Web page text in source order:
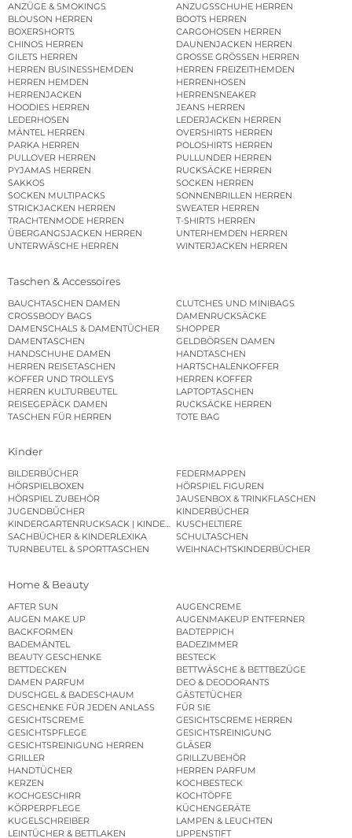
ANZÜGE & SMOKINGS
ANZUGSSCHUHE HERREN
BLOUSON HERREN
BOOTS HERREN
BOXERSHORTS
CARGOHOSEN HERREN
CHINOS HERREN
DAUNENJACKEN HERREN
GILETS HERREN
GROSSE GRÖSSEN HERREN
HERREN BUSINESSHEMDEN
HERREN FREIZEITHEMDEN
HERREN HEMDEN
HERRENHOSEN
HERRENJACKEN
HERRENSNEAKER
HOODIES HERREN
JEANS HERREN
LEDERHOSEN
LEDERJACKEN HERREN
MÄNTEL HERREN
OVERSHIRTS HERREN
PARKA HERREN
POLOSHIRTS HERREN
PULLOVER HERREN
PULLUNDER HERREN
PYJAMAS HERREN
RUCKSÄCKE HERREN
SAKKOS
SOCKEN HERREN
SOCKEN MULTIPACKS
SONNENBRILLEN HERREN
STRICKJACKEN HERREN
SWEATER HERREN
TRACHTENMODE HERREN
T-SHIRTS HERREN
ÜBERGANGSJACKEN HERREN
UNTERHEMDEN HERREN
UNTERWÄSCHE HERREN
WINTERJACKEN HERREN
Taschen & Accessoires
BAUCHTASCHEN DAMEN
CLUTCHES UND MINIBAGS
CROSSBODY BAGS
DAMENRUCKSÄCKE
DAMENSCHALS & DAMENTÜCHER
SHOPPER
DAMENTASCHEN
GELDBÖRSEN DAMEN
HANDSCHUHE DAMEN
HANDTASCHEN
HERREN REISETASCHEN
HARTSCHALENKOFFER
KOFFER UND TROLLEYS
HERREN KOFFER
HERREN KULTURBEUTEL
LAPTOPTASCHEN
REISEGEPÄCK DAMEN
RUCKSÄCKE HERREN
TASCHEN FÜR HERREN
TOTE BAG
Kinder
BILDERBÜCHER
FEDERMAPPEN
HÖRSPIELBOXEN
HÖRSPIEL FIGUREN
HÖRSPIEL ZUBEHÖR
JAUSENBOX & TRINKFLASCHEN
JUGENDBÜCHER
KINDERBÜCHER
KINDERGARTENRUCKSACK | KINDERGARTENBEUTEL
KUSCHELTIERE
SACHBÜCHER & KINDERLEXIKA
SCHULTASCHEN
TURNBEUTEL & SPORTTASCHEN
WEIHNACHTSKINDERBÜCHER
Home & Beauty
AFTER SUN
AUGENCREME
AUGEN MAKE UP
AUGENMAKEUP ENTFERNER
BACKFORMEN
BADTEPPICH
BADEMÄNTEL
BADEZIMMER
BEAUTY GESCHENKE
BESTECK
BETTDECKEN
BETTWÄSCHE & BETTBEZÜGE
DAMEN PARFUM
DEO & DEODORANTS
DUSCHGEL & BADESCHAUM
GÄSTETÜCHER
GESCHENKE FÜR JEDEN ANLASS
FÜR SIE
GESICHTSCREME
GESICHTSCREME HERREN
GESICHTSPFLEGE
GESICHTSREINIGUNG
GESICHTSREINIGUNG HERREN
GLÄSER
GRILLER
GRILLZUBEHÖR
HANDTÜCHER
HERREN PARFUM
KERZEN
KOCHBESTECK
KOCHGESCHIRR
KOCHTÖPFE
KÖRPERPFLEGE
KÜCHENGERÄTE
KUGELSCHREIBER
LAMPEN & LEUCHTEN
LEINTÜCHER & BETTLAKEN
LIPPENSTIFT